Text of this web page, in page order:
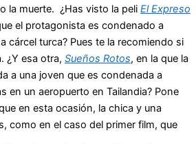
la muerte. ¿Has visto la peli El Expreso
el protagonista es condenado a
cárcel turca? Pues te la recomiendo si
¿Y esa otra, Sueños Rotos, en la que la
a una joven que es condenada a
en un aeropuerto en Tailandia? Pone
en esta ocasión, la chica y una
como en el caso del primer film, que